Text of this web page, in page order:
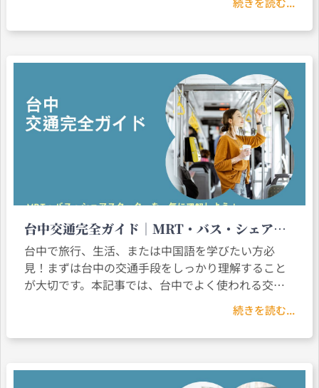
イルではなく、日常に宿る感情豊かな雰囲気のこ
と。
台中交通完全ガイド｜MRT・バス・シェアス
クーターを一気に理解しよう！
台中で旅行、生活、または中国語を学びたい方必
見！まずは台中の交通手段をしっかり理解すること
が大切です。本記事では、台中でよく使われる交通
手段（MRT、バス、タクシー、シェアスクーター、
Ubike）について詳しく解説し、交通アプリの使い方
やリアルタイム
続きを読む...